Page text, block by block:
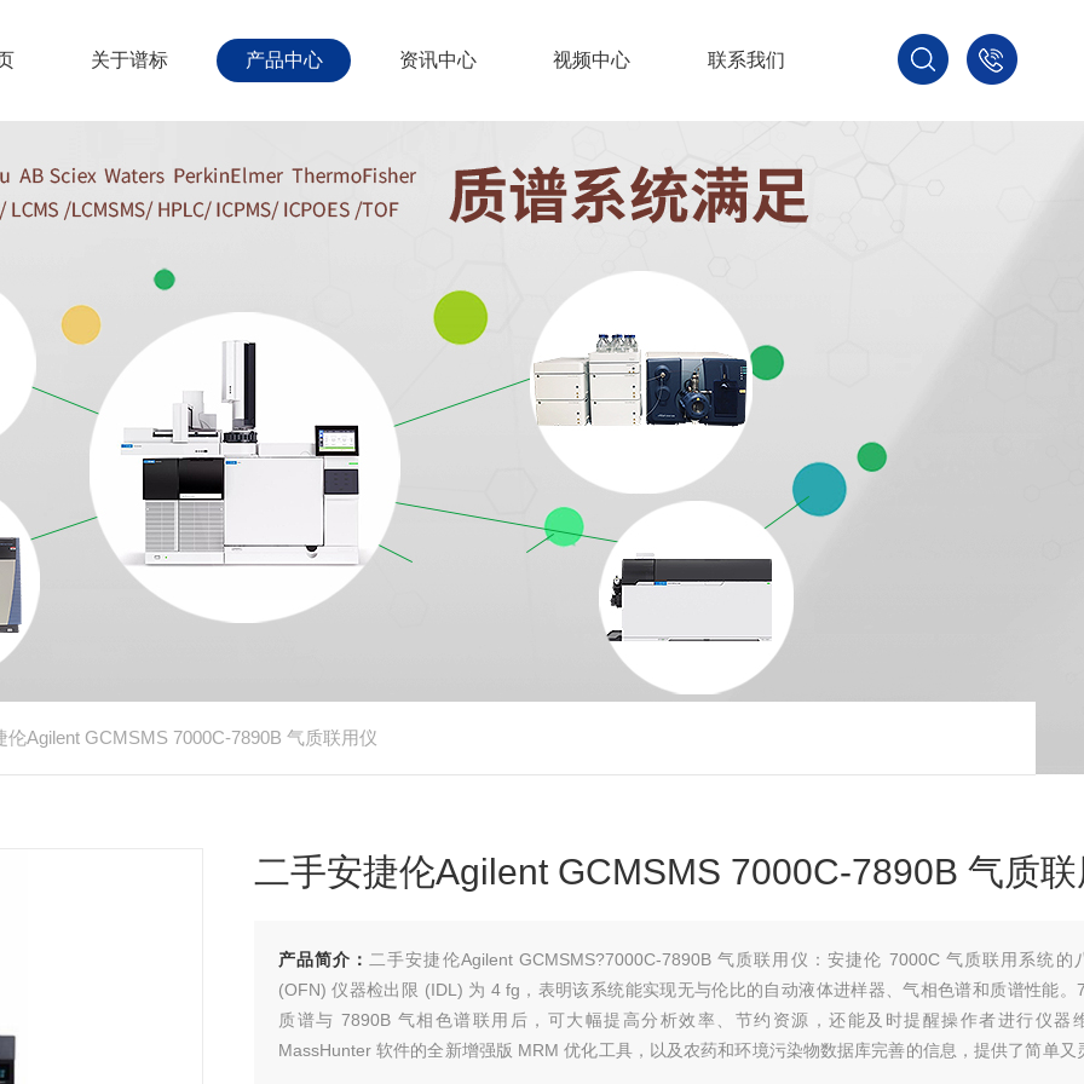
关于谱标 产品中心 资讯中心 视频中心 联系我们
Agilent GCMSMS 7000C-7890B 气质联用仪
二手安捷伦Agilent GCMSMS 7000C-7890B 气质
产品简介： 二手安捷伦Agilent GCMSMS?7000C-7890B 气质联用仪：安捷伦 7000C 气质联用系统的
(OFN) 仪器检出限 (IDL) 为 4 fg，表明该系统能实现无与伦比的自动液体进样器、气相色谱和质谱性能。
质谱与 7890B 气相色谱联用后，可大幅提高分析效率、节约资源，还能及时提醒操作者进行仪器
MassHunter 软件的全新增强版 MRM 优化工具，以及农药和环境污染物数据库完善的信息，提供了简单又